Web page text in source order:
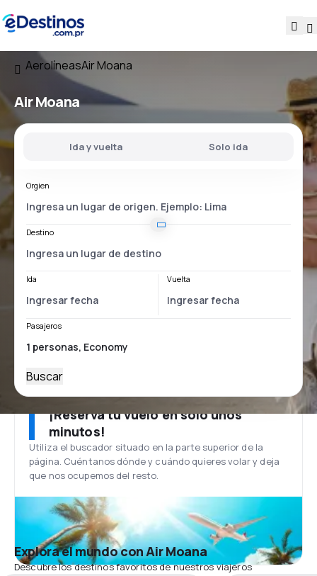
AerolíneasAir Moana
Air Moana
Ida y vuelta Solo ida
Orgien
Destino
Ida Vuelta
Pasajeros
Buscar
¡Reserva tu vuelo en solo unos
minutos!
Utiliza el buscador situado en la parte superior de la
página. Cuéntanos dónde y cuándo quieres volar y deja
que nos ocupemos del resto.
Explora el mundo con Air Moana
Descubre los destinos favoritos de nuestros viajeros